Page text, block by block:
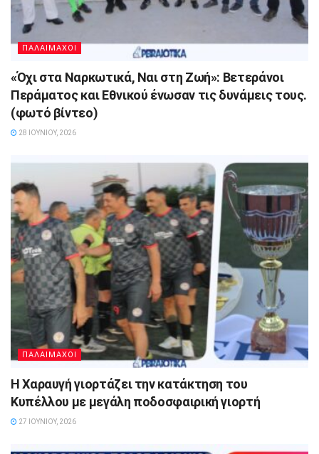
ΠΑΛΑΙΜΑΧΟΙ
«Όχι στα Ναρκωτικά, Ναι στη Ζωή»: Βετεράνοι
Περάματος και Εθνικού ένωσαν τις δυνάμεις τους.
(φωτό βίντεο)
28 ΙΟΥΝΊΟΥ, 2026
ΠΑΛΑΙΜΑΧΟΙ
Η Χαραυγή γιορτάζει την κατάκτηση του
Κυπέλλου με μεγάλη ποδοσφαιρική γιορτή
27 ΙΟΥΝΊΟΥ, 2026